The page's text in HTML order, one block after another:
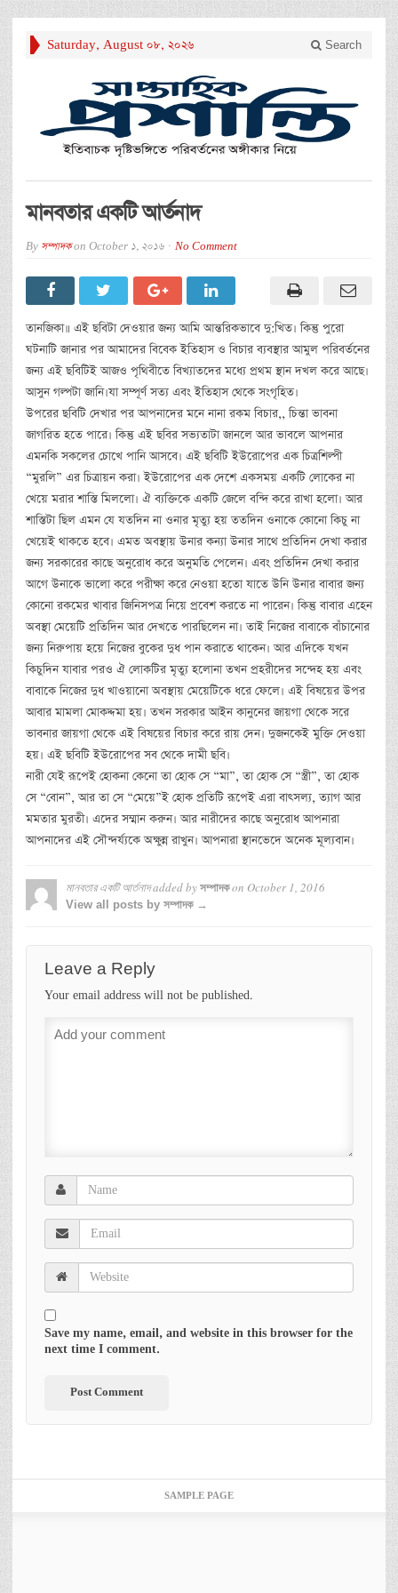
Saturday, August 08, 2026 Search
মানবতার একটি আর্তনাদ
By সম্পাদকon October 1, 2016 No Comment
তানজিকা॥ এই ছবিটা দেওয়ার জন্য আমি আন্তরিকভাবে দু:খিত। কিন্তু পুরো
ঘটনাটি জানার পর আমাদের বিবেক ইতিহাস ও বিচার ব্যবস্থার আমুল পরিবর্তনের
জন্য এই ছবিটিই আজও পৃথিবীতে বিখ্যাতদের মধ্যে প্রথম স্থান দখল করে আছে।
আসুন গল্পটা জানি।যা সম্পূর্ণ সত্য এবং ইতিহাস থেকে সংগৃহিত।
উপরের ছবিটি দেখার পর আপনাদের মনে নানা রকম বিচার,, চিন্তা ভাবনা
জাগরিত হতে পারে। কিন্তু এই ছবির সভ্যতাটা জানলে আর ভাবলে আপনার
এমনকি সকলের চোখে পানি আসবে। এই ছবিটি ইউরোপের এক চিত্রশিল্পী
“মুরলি” এর চিত্রায়ন করা। ইউরোপের এক দেশে একসময় একটি লোকের না
খেয়ে মরার শাস্তি মিললো। ঐ ব্যক্তিকে একটি জেলে বন্দি করে রাখা হলো। আর
শাস্তিটা ছিল এমন যে যতদিন না ওনার মৃত্যু হয় ততদিন ওনাকে কোনো কিচু না
খেয়েই থাকতে হবে। এমত অবস্থায় উনার কন্যা উনার সাথে প্রতিদিন দেখা করার
জন্য সরকারের কাছে অনুরোধ করে অনুমতি পেলেন। এবং প্রতিদিন দেখা করার
আগে উনাকে ভালো করে পরীক্ষা করে নেওয়া হতো যাতে উনি উনার বাবার জন্য
কোনো রকমের খাবার জিনিসপত্র নিয়ে প্রবেশ করতে না পারেন। কিন্তু বাবার এহেন
অবস্থা মেয়েটি প্রতিদিন আর দেখতে পারছিলেন না। তাই নিজের বাবাকে বাঁচানোর
জন্য নিরুপায় হয়ে নিজের বুকের দুধ পান করাতে থাকেন। আর এদিকে যখন
কিচুদিন যাবার পরও ঐ লোকটির মৃত্যু হলোনা তখন প্রহরীদের সন্দেহ হয় এবং
বাবাকে নিজের দুধ খাওয়ানো অবস্থায় মেয়েটিকে ধরে ফেলে। এই বিষয়ের উপর
আবার মামলা মোকদ্দমা হয়। তখন সরকার আইন কানুনের জায়গা থেকে সরে
ভাবনার জায়গা থেকে এই বিষয়ের বিচার করে রায় দেন। দুজনকেই মুক্তি দেওয়া
হয়। এই ছবিটি ইউরোপের সব থেকে দামী ছবি।
নারী যেই রূপেই হোকনা কেনো তা হোক সে “মা”, তা হোক সে “স্ত্রী”, তা হোক
সে “বোন”, আর তা সে “মেয়ে”ই হোক প্রতিটি রূপেই এরা বাৎসল্য, ত্যাগ আর
মমতার মুরতী। এদের সম্মান করুন। আর নারীদের কাছে অনুরোধ আপনারা
আপনাদের এই সৌন্দর্য্যকে অক্ষুন্ন রাখুন। আপনারা স্থানভেদে অনেক মূল্যবান।
মানবতার একটি আর্তনাদadded by সম্পাদকon October 1, 2016
View all posts by সম্পাদক →
Leave a Reply
Your email address will not be published.
Save my name, email, and website in this browser for the
next time I comment.
SAMPLE PAGE